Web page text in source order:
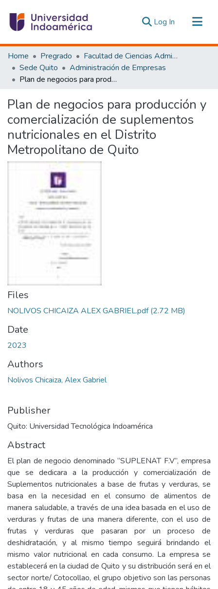
Log In (current)
Communities & Collections
All of DSpace
Statistics
Home Pregrado
Facultad de Ciencias Administrativas y Económicas
Sede Quito
Administración de Empresas
Plan de negocios para producción y comercialización de suplementos nutricionales en el Distrito Metropolitano de Quito
Plan de negocios para producción y
comercialización de suplementos
nutricionales en el Distrito
Metropolitano de Quito
Files
NOLIVOS CHICAIZA ALEX GABRIEL.pdf(2.72 MB)
Date
2023
Authors
Nolivos Chicaiza, Alex Gabriel
Publisher
Quito: Universidad Tecnológica Indoamérica
Abstract
El plan de negocio denominado “SUPLENAT F.V”, empresa
que se dedicara a la producción y comercialización de
Suplementos nutricionales a base de frutas y verduras, se
basa en la necesidad en el consumo de alimentos de
manera saludable, a través de una idea basada en el uso de
verduras y frutas de una manera diferente, con el uso de
frutas y verduras que pasaran por un proceso de
deshidratación, y al mismo tiempo seguirá brindando el
mismo valor nutricional en cada consumo. La empresa se
establecerá en la ciudad de Quito y su distribución será en el
sector norte/ Cotocollao, el grupo objetivo son las personas